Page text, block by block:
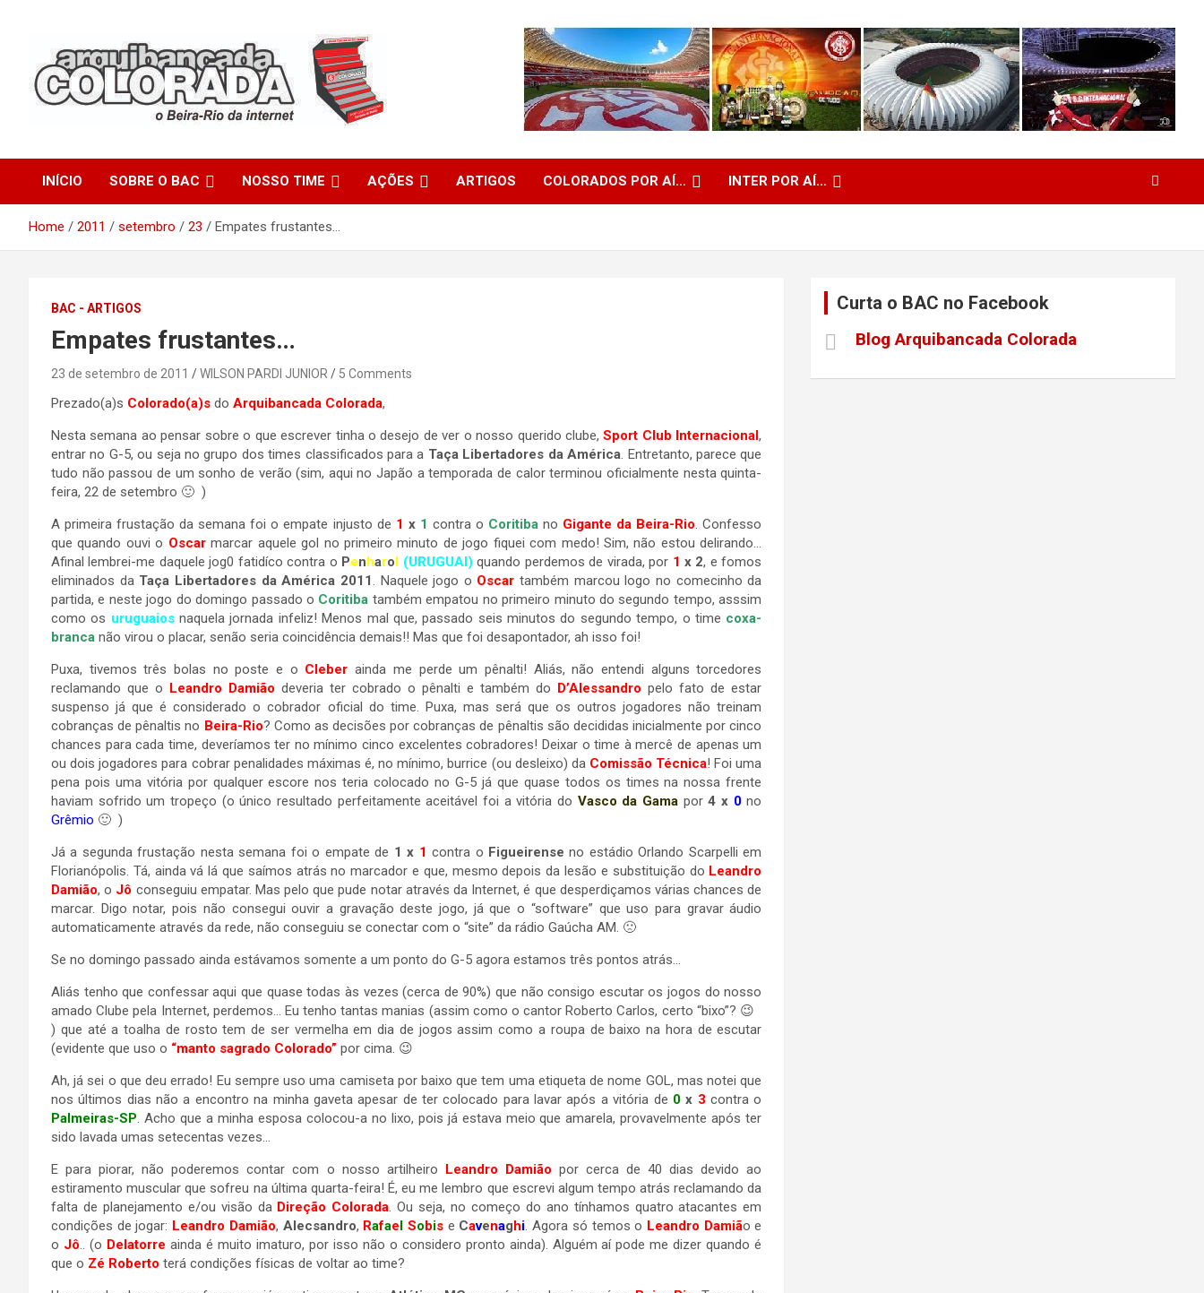
Arquibancada Colorada
INÍCIO SOBRE O BAC NOSSO TIME AÇÕES ARTIGOS COLORADOS POR AÍ… INTER POR AÍ…
Home 2011 setembro 23 Empates frustantes…
BAC - ARTIGOS
Empates frustantes…
23 de setembro de 2011 WILSON PARDI JUNIOR 5 Comments
Prezado(a)s Colorado(a)s do Arquibancada Colorada,
Nesta semana ao pensar sobre o que escrever tinha o desejo de ver o nosso querido clube,Sport Club Internacional,
entrar no G-5, ou seja no grupo dos times classificados para a Taça Libertadores da América. Entretanto, parece que
tudo não passou de um sonho de verão (sim, aqui no Japão a temporada de calor terminou oficialmente nesta quinta-
feira, 22 de setembro 🙂 )
A primeira frustação da semana foi o empate injusto de 1 x 1 contra o Coritiba no Gigante da Beira-Rio. Confesso
que quando ouvi o Oscarmarcar aquele gol no primeiro minuto de jogo fiquei com medo! Sim, não estou delirando…
Afinal lembrei-me daquele jog0 fatidíco contra o Penharol (URUGUAI) quando perdemos de virada, por 1 x 2, e fomos
eliminados da Taça Libertadores da América 2011. Naquele jogo o Oscar também marcou logo no comecinho da
partida, e neste jogo do domingo passado o Coritiba também empatou no primeiro minuto do segundo tempo, asssim
como os uruguaiosnaquela jornada infeliz! Menos mal que, passado seis minutos do segundo tempo, o time coxa-
branca não virou o placar, senão seria coincidência demais!! Mas que foi desapontador, ah isso foi!
Puxa, tivemos três bolas no poste e o Cleber ainda me perde um pênalti! Aliás, não entendi alguns torcedores
reclamando que o Leandro Damião deveria ter cobrado o pênalti e também do D’Alessandro pelo fato de estar
suspenso já que é considerado o cobrador oficial do time. Puxa, mas será que os outros jogadores não treinam
cobranças de pênaltis no Beira-Rio? Como as decisões por cobranças de pênaltis são decididas inicialmente por cinco
chances para cada time, deveríamos ter no mínimo cinco excelentes cobradores! Deixar o time à mercê de apenas um
ou dois jogadores para cobrar penalidades máximas é, no mínimo, burrice (ou desleixo) da Comissão Técnica! Foi uma
pena pois uma vitória por qualquer escore nos teria colocado no G-5 já que quase todos os times na nossa frente
haviam sofrido um tropeço (o único resultado perfeitamente aceitável foi a vitória do Vasco da Gama por4 x 0no
Grêmio 🙂 )
Já a segunda frustação nesta semana foi o empate de 1 x 1 contra o Figueirense no estádio Orlando Scarpelli em
Florianópolis. Tá, ainda vá lá que saímos atrás no marcador e que, mesmo depois da lesão e substituição do Leandro
Damião, o Jô conseguiu empatar. Mas pelo que pude notar através da Internet, é que desperdiçamos várias chances de
marcar. Digo notar, pois não consegui ouvir a gravação deste jogo, já que o “software” que uso para gravar áudio
automaticamente através da rede, não conseguiu se conectar com o “site” da rádio Gaúcha AM. 🙁
Se no domingo passado ainda estávamos somente a um ponto do G-5 agora estamos três pontos atrás…
Aliás tenho que confessar aqui que quase todas às vezes (cerca de 90%) que não consigo escutar os jogos do nosso
amado Clube pela Internet, perdemos… Eu tenho tantas manias (assim como o cantor Roberto Carlos, certo “bixo”? 😉
) que até a toalha de rosto tem de ser vermelha em dia de jogos assim como a roupa de baixo na hora de escutar
(evidente que uso o “manto sagrado Colorado” por cima. 😉
Ah, já sei o que deu errado! Eu sempre uso uma camiseta por baixo que tem uma etiqueta de nome GOL, mas notei que
nos últimos dias não a encontro na minha gaveta apesar de ter colocado para lavar após a vitória de 0x 3 contra o
Palmeiras-SP. Acho que a minha esposa colocou-a no lixo, pois já estava meio que amarela, provavelmente após ter
sido lavada umas setecentas vezes…
E para piorar, não poderemos contar com o nosso artilheiro Leandro Damião por cerca de 40 dias devido ao
estiramento muscular que sofreu na última quarta-feira! É, eu me lembro que escrevi algum tempo atrás reclamando da
falta de planejamento e/ou visão da Direção Colorada. Ou seja, no começo do ano tínhamos quatro atacantes em
condições de jogar: Leandro Damião, Alecsandro, Rafael Sobis e Cavenaghi. Agora só temos o Leandro Damião e
o Jô.. (o Delatorre ainda é muito imaturo, por isso não o considero pronto ainda). Alguém aí pode me dizer quando é
que o Zé Roberto terá condições físicas de voltar ao time?
Curta o BAC no Facebook
Blog Arquibancada Colorada